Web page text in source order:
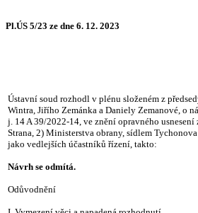
Pl.ÚS 5/23 ze dne 6. 12. 2023
Ústavní soud rozhodl v plénu složeném z
Wintra, Jiřího Zemánka a Daniely Zemanové, o
j. 14 A 39/2022-14, ve znění opravného
Strana, 2) Ministerstva obrany, sídlem
jako vedlejších účastníků řízení, takto:
Návrh se odmítá.
Odůvodnění